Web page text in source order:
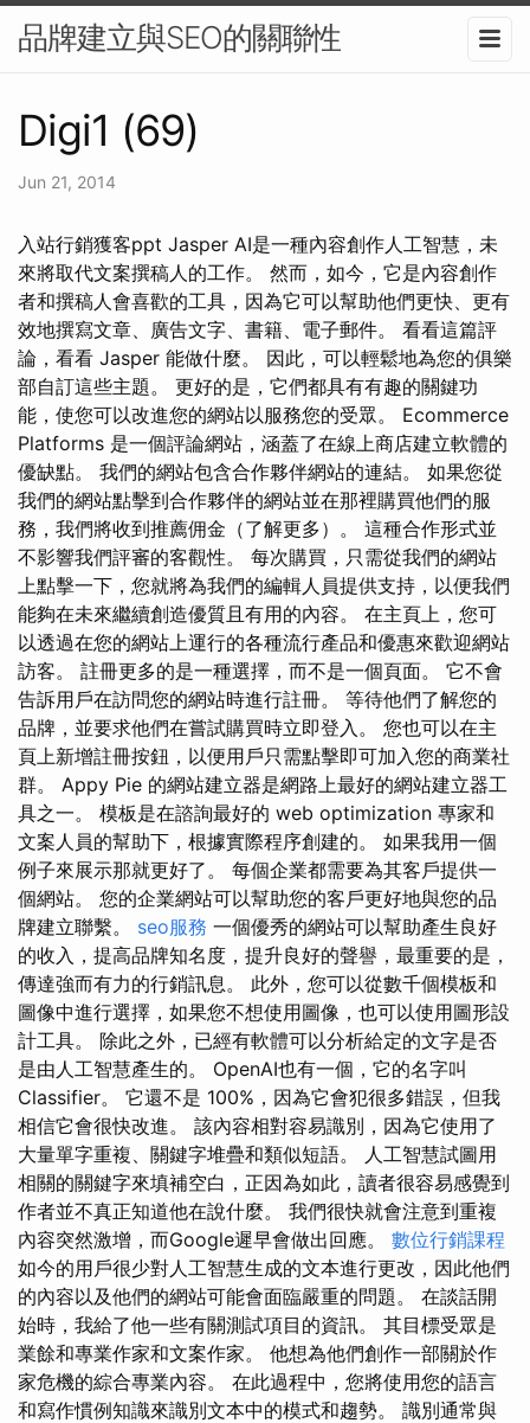
品牌建立與SEO的關聯性
Digi1 (69)
Jun 21, 2014
入站行銷獲客ppt Jasper AI是一種內容創作人工智慧，未
來將取代文案撰稿人的工作。 然而，如今，它是內容創作
者和撰稿人會喜歡的工具，因為它可以幫助他們更快、更有
效地撰寫文章、廣告文字、書籍、電子郵件。 看看這篇評
論，看看 Jasper 能做什麼。 因此，可以輕鬆地為您的俱樂
部自訂這些主題。 更好的是，它們都具有有趣的關鍵功
能，使您可以改進您的網站以服務您的受眾。 Ecommerce
Platforms 是一個評論網站，涵蓋了在線上商店建立軟體的
優缺點。 我們的網站包含合作夥伴網站的連結。 如果您從
我們的網站點擊到合作夥伴的網站並在那裡購買他們的服
務，我們將收到推薦佣金（了解更多）。 這種合作形式並
不影響我們評審的客觀性。 每次購買，只需從我們的網站
上點擊一下，您就將為我們的編輯人員提供支持，以便我們
能夠在未來繼續創造優質且有用的內容。 在主頁上，您可
以透過在您的網站上運行的各種流行產品和優惠來歡迎網站
訪客。 註冊更多的是一種選擇，而不是一個頁面。 它不會
告訴用戶在訪問您的網站時進行註冊。 等待他們了解您的
品牌，並要求他們在嘗試購買時立即登入。 您也可以在主
頁上新增註冊按鈕，以便用戶只需點擊即可加入您的商業社
群。 Appy Pie 的網站建立器是網路上最好的網站建立器工
具之一。 模板是在諮詢最好的 web optimization 專家和
文案人員的幫助下，根據實際程序創建的。 如果我用一個
例子來展示那就更好了。 每個企業都需要為其客戶提供一
個網站。 您的企業網站可以幫助您的客戶更好地與您的品
牌建立聯繫。 seo服務 一個優秀的網站可以幫助產生良好
的收入，提高品牌知名度，提升良好的聲譽，最重要的是，
傳達強而有力的行銷訊息。 此外，您可以從數千個模板和
圖像中進行選擇，如果您不想使用圖像，也可以使用圖形設
計工具。 除此之外，已經有軟體可以分析給定的文字是否
是由人工智慧產生的。 OpenAI也有一個，它的名字叫
Classifier。 它還不是 100%，因為它會犯很多錯誤，但我
相信它會很快改進。 該內容相對容易識別，因為它使用了
大量單字重複、關鍵字堆疊和類似短語。 人工智慧試圖用
相關的關鍵字來填補空白，正因為如此，讀者很容易感覺到
作者並不真正知道他在說什麼。 我們很快就會注意到重複
內容突然激增，而Google遲早會做出回應。 數位行銷課程
如今的用戶很少對人工智慧生成的文本進行更改，因此他們
的內容以及他們的網站可能會面臨嚴重的問題。 在談話開
始時，我給了他一些有關測試項目的資訊。 其目標受眾是
業餘和專業作家和文案作家。 他想為他們創作一部關於作
家危機的綜合專業內容。 在此過程中，您將使用您的語言
和寫作慣例知識來識別文本中的模式和趨勢。 識別通常與